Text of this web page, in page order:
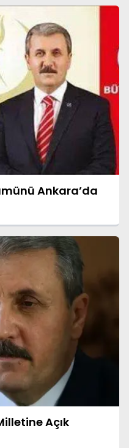
Ankara’da
Açık